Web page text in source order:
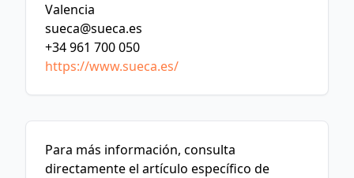
Valencia
sueca@sueca.es
+34 961 700 050
https://www.sueca.es/
Para más información, consulta
directamente el artículo específico de